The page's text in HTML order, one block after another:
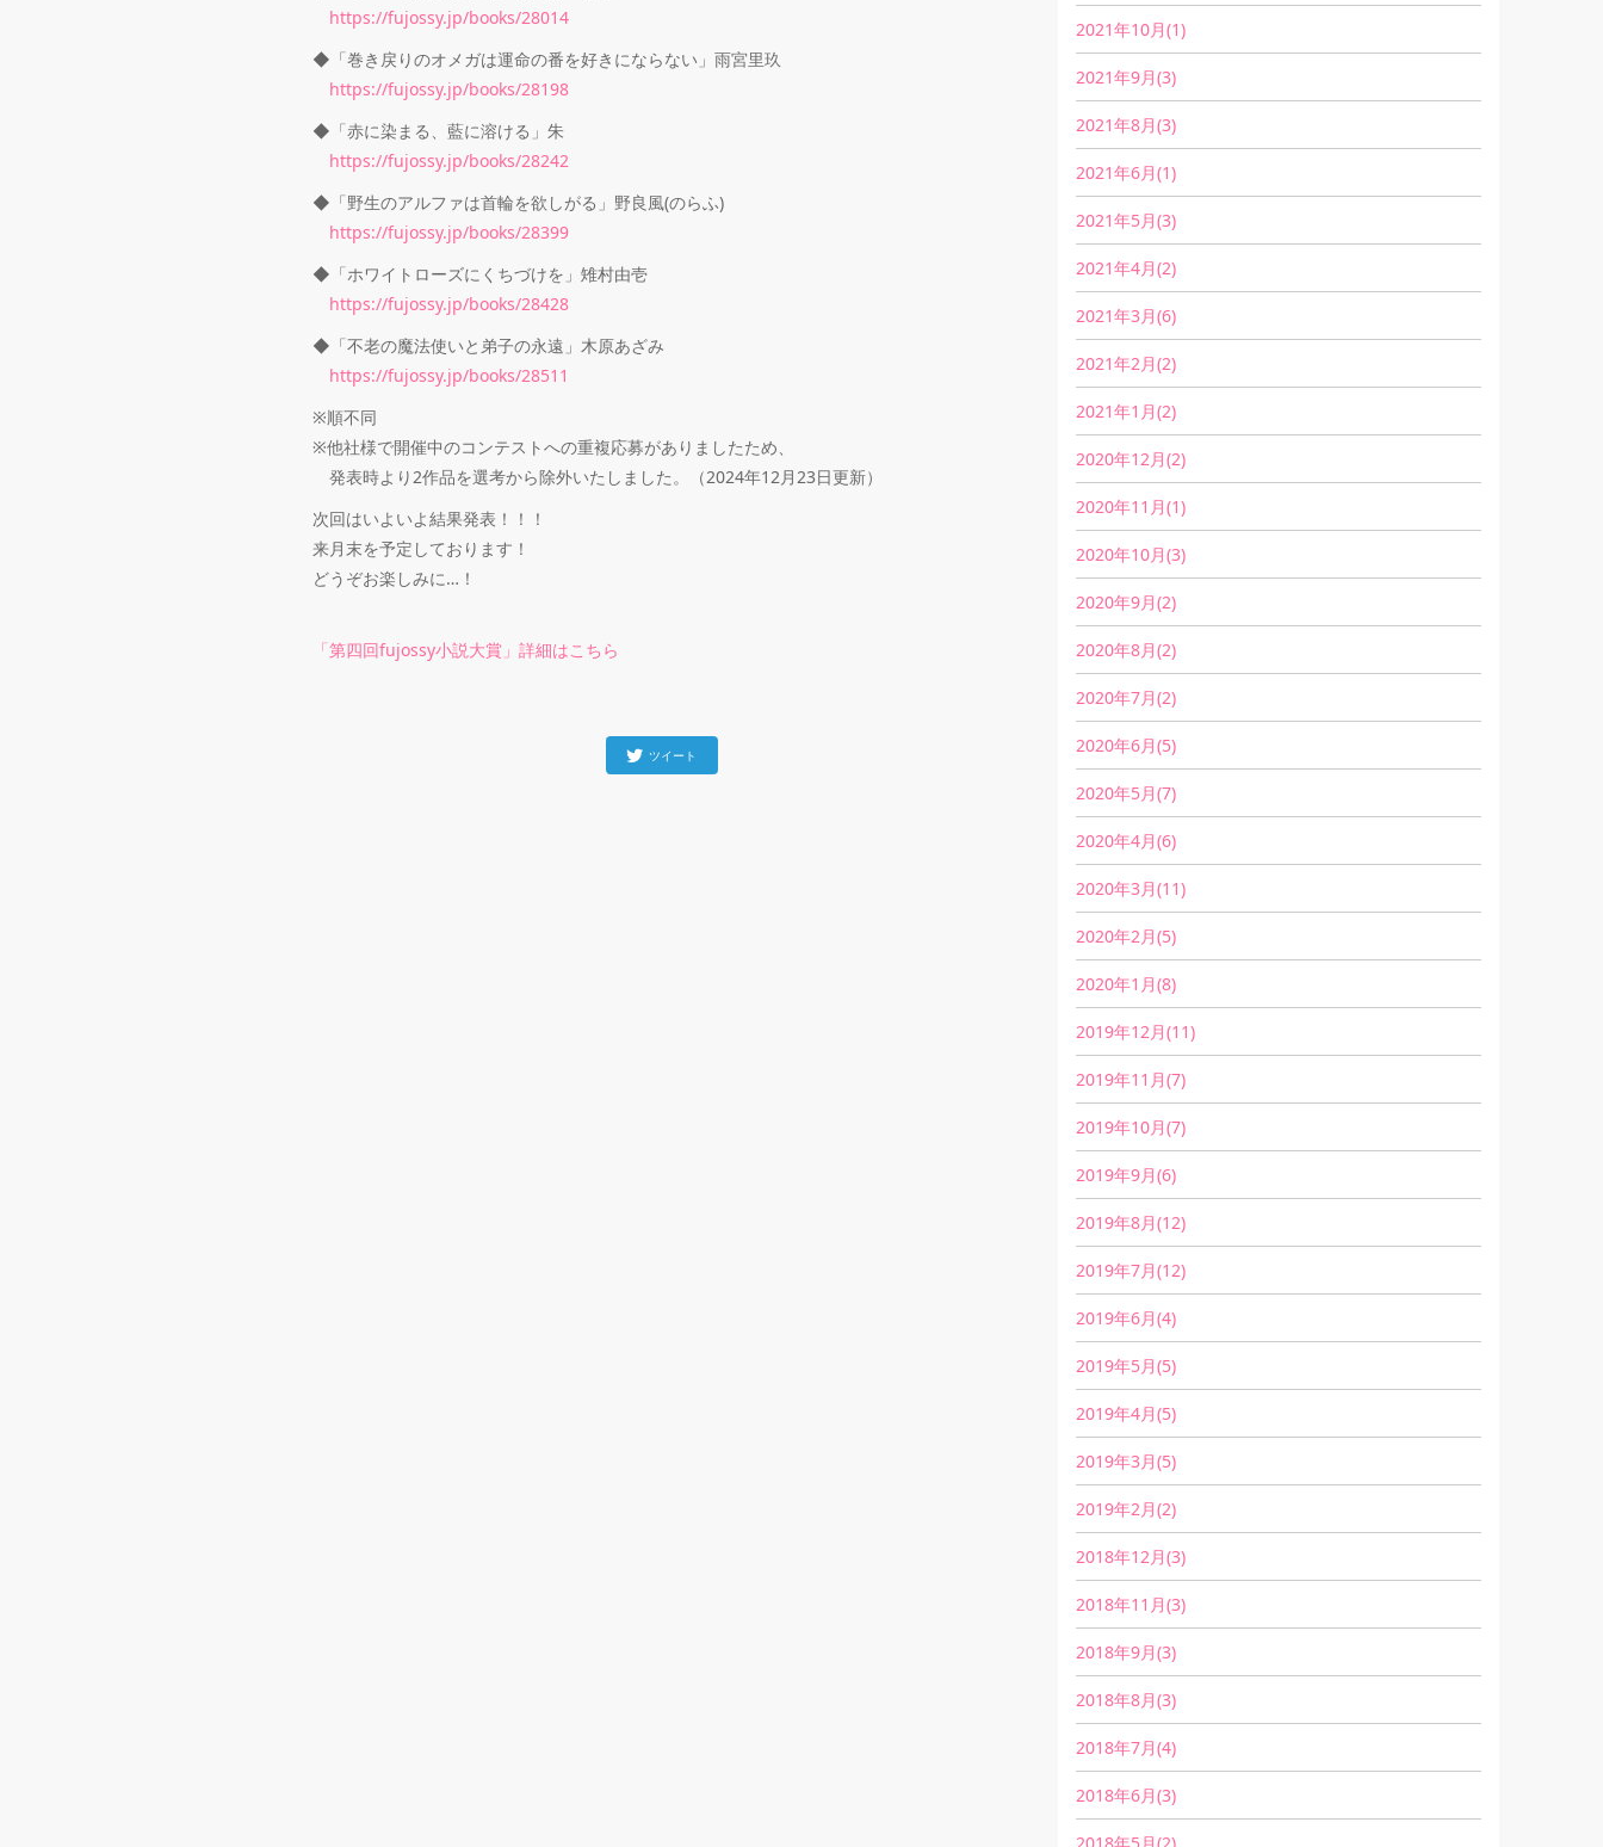
https://fujossy.jp/books/28014
◆「巻き戻りのオメガは運命の番を好きにならない」雨宮里玖
https://fujossy.jp/books/28198
◆「赤に染まる、藍に溶ける」朱
https://fujossy.jp/books/28242
◆「野生のアルファは首輪を欲しがる」野良風(のらふ)
https://fujossy.jp/books/28399
◆「ホワイトローズにくちづけを」雉村由壱
https://fujossy.jp/books/28428
◆「不老の魔法使いと弟子の永遠」木原あざみ
https://fujossy.jp/books/28511
※順不同
※他社様で開催中のコンテストへの重複応募がありましたため、
発表時より2作品を選考から除外いたしました。（2024年12月23日更新）
次回はいよいよ結果発表！！！
来月末を予定しております！
どうぞお楽しみに…！
「第四回fujossy小説大賞」詳細はこちら
ツイート
2021年10月(1)
2021年9月(3)
2021年8月(3)
2021年6月(1)
2021年5月(3)
2021年4月(2)
2021年3月(6)
2021年2月(2)
2021年1月(2)
2020年12月(2)
2020年11月(1)
2020年10月(3)
2020年9月(2)
2020年8月(2)
2020年7月(2)
2020年6月(5)
2020年5月(7)
2020年4月(6)
2020年3月(11)
2020年2月(5)
2020年1月(8)
2019年12月(11)
2019年11月(7)
2019年10月(7)
2019年9月(6)
2019年8月(12)
2019年7月(12)
2019年6月(4)
2019年5月(5)
2019年4月(5)
2019年3月(5)
2019年2月(2)
2018年12月(3)
2018年11月(3)
2018年9月(3)
2018年8月(3)
2018年7月(4)
2018年6月(3)